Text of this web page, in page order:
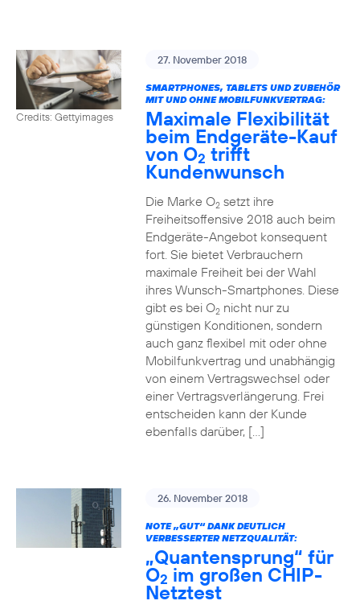
Credits: Gettyimages
27. November 2018
SMARTPHONES, TABLETS UND ZUBEHÖR
MIT UND OHNE MOBILFUNKVERTRAG:
Maximale Flexibilität
beim Endgeräte-Kauf
von O2 trifft
Kundenwunsch
Die Marke O2setzt ihre
Freiheitsoffensive 2018 auch beim
Endgeräte-Angebot konsequent
fort. Sie bietet Verbrauchern
maximale Freiheit bei der Wahl
ihres Wunsch-Smartphones. Diese
gibt es bei O2nicht nur zu
günstigen Konditionen, sondern
auch ganz flexibel mit oder ohne
Mobilfunkvertrag und unabhängig
von einem Vertragswechsel oder
einer Vertragsverlängerung. Frei
entscheiden kann der Kunde
ebenfalls darüber, […]
26. November 2018
NOTE „GUT“ DANK DEUTLICH
VERBESSERTER NETZQUALITÄT:
„Quantensprung“ für
O2 im großen CHIP-
Netztest